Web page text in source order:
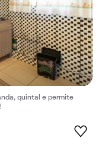
quintal e permite